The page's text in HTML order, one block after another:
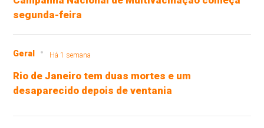
segunda-feira
Geral Há 1 semana
Rio de Janeiro tem duas mortes e um
desaparecido depois de ventania